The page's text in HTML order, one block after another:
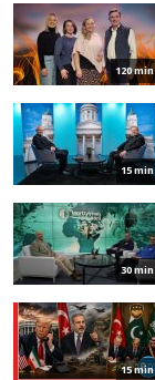
120 min
15 min
30 min
15 min